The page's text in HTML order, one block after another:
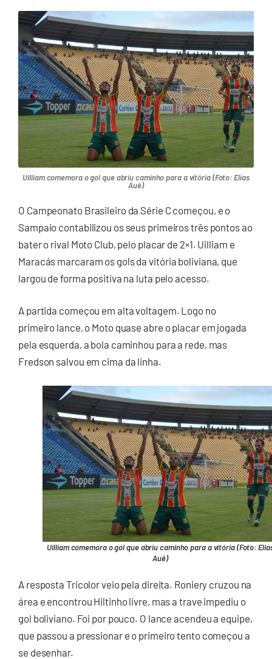
Uilliam comemora o gol que abriu caminho para a vitória (Foto: Elias
Auê)
O Campeonato Brasileiro da Série C começou, e o
Sampaio contabilizou os seus primeiros três pontos ao
bater o rival Moto Club, pelo placar de 2×1. Uilliam e
Maracás marcaram os gols da vitória boliviana, que
largou de forma positiva na luta pelo acesso.
A partida começou em alta voltagem. Logo no
primeiro lance, o Moto quase abre o placar em jogada
pela esquerda, a bola caminhou para a rede, mas
Fredson salvou em cima da linha.
Uilliam comemora o gol que abriu caminho para a vitória (Foto:
Auê)
A resposta Tricolor veio pela direita. Roniery cruzou na
área e encontrou Hiltinho livre, mas a trave impediu o
gol boliviano. Foi por pouco. O lance acendeu a equipe,
que passou a pressionar e o primeiro tento começou a
se desenhar.